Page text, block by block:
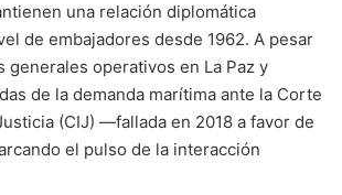
una relación diplomática
de embajadores desde 1962. A pesar
generales operativos en La Paz y
de la demanda marítima ante la Corte
(CIJ) —fallada en 2018 a favor de
el pulso de la interacción